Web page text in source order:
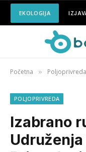
EKOLOGIJA
Početna » Poljoprivreda
POLJOPRIVREDA
Izabrano